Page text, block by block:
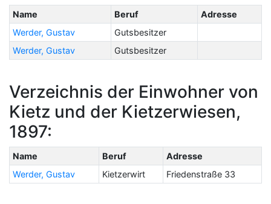
Name Beruf
Adresse
Werder, Gustav
Gutsbesitzer
Werder, Gustav
Gutsbesitzer
Verzeichnis der Einwohner von
Kietz und der Kietzerwiesen,
1897:
Name Beruf
Adresse
Werder, Gustav
Kietzerwirt Friedenstraße 33